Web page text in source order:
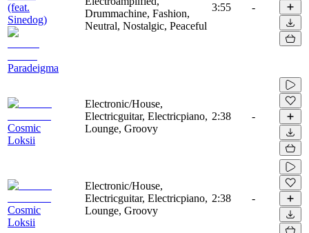
(feat.
Sinedog)
Paradeigma
Drummachine, Fashion,
Neutral, Nostalgic, Peaceful
3:55 -
Cosmic
Loksii
Electronic/House,
Electricguitar, Electricpiano,
Lounge, Groovy
2:38 -
Cosmic
Loksii
Electronic/House,
Electricguitar, Electricpiano,
Lounge, Groovy
2:38 -